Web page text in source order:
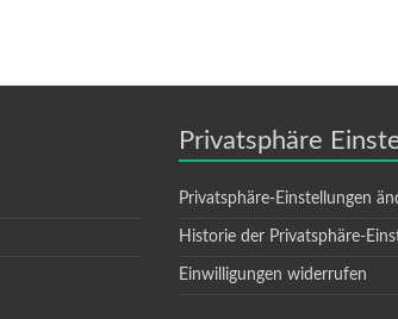
Privatsphäre
Privatsphäre-Einstellungen
Historie der Privatsphäre-
Einwilligungen widerrufen